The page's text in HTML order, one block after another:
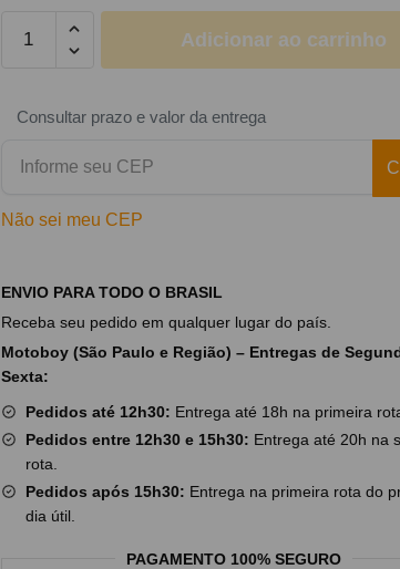
Adicionar ao carrinho
Consultar prazo e valor da entrega
Não sei meu CEP
ENVIO PARA TODO O BRASIL
Receba seu pedido em qualquer lugar do país.
Motoboy (São Paulo e Região) – Entregas de
Sexta:
Pedidos até 12h30: Entrega até 18h na primeira
Pedidos entre 12h30 e 15h30: Entrega até 20h na
rota.
Pedidos após 15h30: Entrega na primeira rota do
dia útil.
PAGAMENTO 100% SEGURO